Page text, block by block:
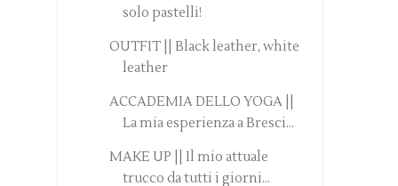
solo pastelli!
OUTFIT || Black leather, white
leather
ACCADEMIA DELLO YOGA ||
La mia esperienza a Bresci...
MAKE UP || Il mio attuale
trucco da tutti i giorni...